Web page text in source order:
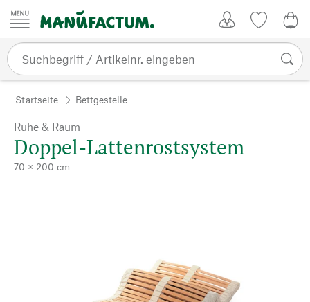
Zum Inhalt springen
Startseite Bettgestelle
Ruhe & Raum
Doppel-Lattenrostsystem
70 × 200 cm